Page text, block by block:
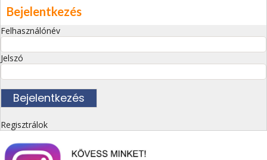
Bejelentkezés
Felhasználónév
Jelszó
Regisztrálok